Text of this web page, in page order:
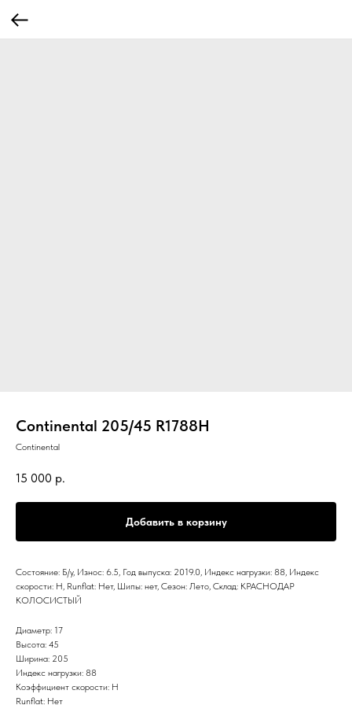
Continental 205/45 R1788H
Continental
15 000 р.
Добавить в корзину
Состояние: Б/у, Износ: 6.5, Год выпуска: 2019.0, Индекс нагрузки: 88, Индекс
скорости: H, Runflat: Нет, Шипы: нет, Сезон: Лето, Склад: КРАСНОДАР
КОЛОСИСТЫЙ
Диаметр: 17
Высота: 45
Ширина: 205
Индекс нагрузки: 88
Коэффициент скорости: H
Runflat: Нет